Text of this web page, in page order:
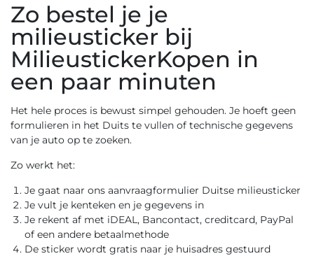
Zo bestel je je
milieusticker bij
MilieustickerKopen in
een paar minuten
Het hele proces is bewust simpel gehouden. Je hoeft geen
formulieren in het Duits te vullen of technische gegevens
van je auto op te zoeken.
Zo werkt het:
Je gaat naar ons aanvraagformulier Duitse milieusticker
Je vult je kenteken en je gegevens in
Je rekent af met iDEAL, Bancontact, creditcard, PayPal
of een andere betaalmethode
De sticker wordt gratis naar je huisadres gestuurd